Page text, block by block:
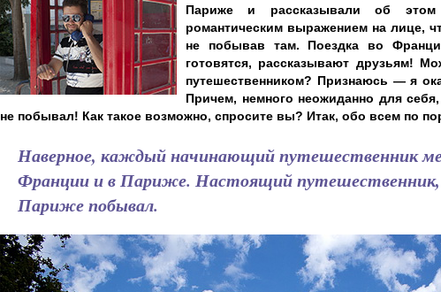
Париже и рассказывали об
романтическим выражением на лице,
не побывав там. Поездка во
готовятся, рассказывают друзьям!
путешественником? Признаюсь — я
Причем, немного неожиданно для
не побывал! Как такое возможно, спросите вы? Итак, обо всем по
Наверное, каждый начинающий путешественник
Франции и в Париже. Настоящий путешественник,
Париже побывал.